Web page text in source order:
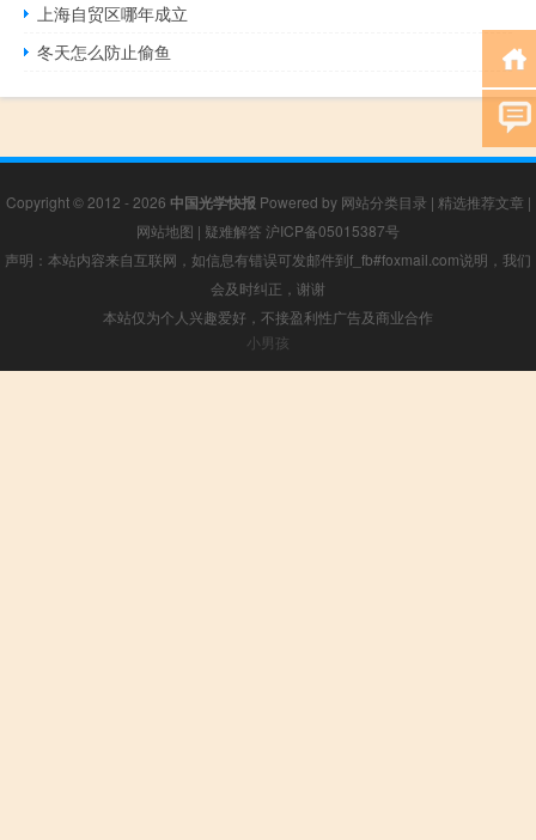
上海自贸区哪年成立
冬天怎么防止偷鱼
Copyright © 2012 - 2026 中国光学快报 Powered by 网站分类目录 | 精选推荐文章 |
网站地图 | 疑难解答 沪ICP备05015387号
声明：本站内容来自互联网，如信息有错误可发邮件到f_fb#foxmail.com说明，我们
会及时纠正，谢谢
本站仅为个人兴趣爱好，不接盈利性广告及商业合作
小男孩